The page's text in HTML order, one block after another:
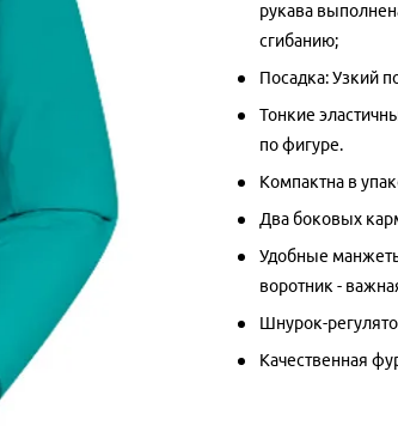
рукава
сгибанию;
Посадка: Узкий
Тонкие
по фигуре.
Компактна в
Два боковых
Удобные
воротник -
Шнурок-
Качественная